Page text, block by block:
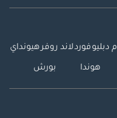
دبليوفوردلاند روفرهيونداي
هوندا بورش